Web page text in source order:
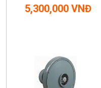
5,300,000 VNĐ